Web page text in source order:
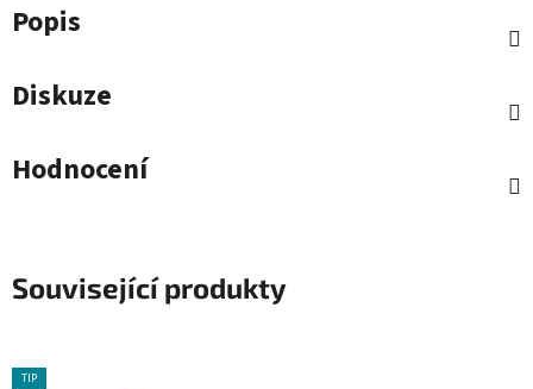
Popis
Diskuze
Hodnocení
Související produkty
TIP